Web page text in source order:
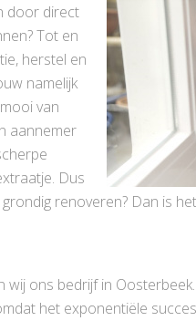
door direct
Tot en
herstel en
namelijk
van
aannemer
Dus
renoveren? Dan is
ons bedrijf in
het exponentiële